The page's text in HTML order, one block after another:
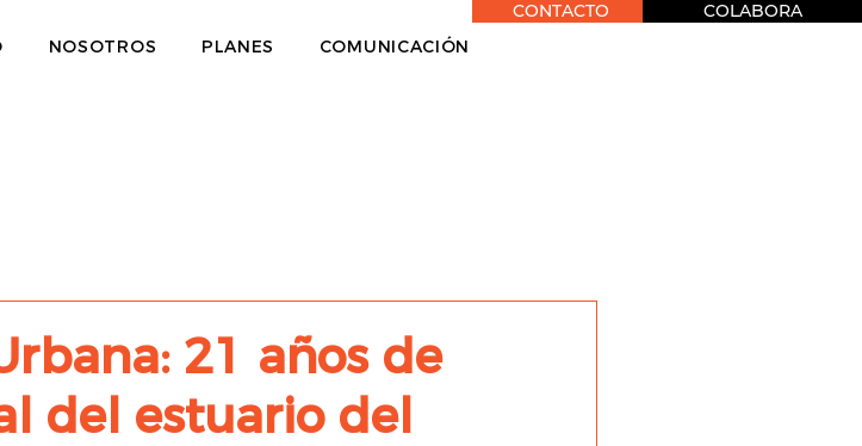
NOSOTROS PLANES COMUNICACIÓN
CONTACTO COLABORA
21 años de
del estuario del